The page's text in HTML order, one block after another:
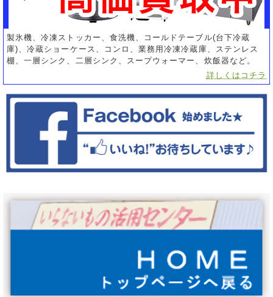
製氷機、冷凍ストッカー、食洗機、コールドテーブル(台下冷蔵
庫)、冷蔵ショーケース、コンロ、業務用冷凍冷蔵庫、ステンレス
棚、一層シンク、二層シンク、スープウォーマー、炊飯器など。
詳しくはコチラ